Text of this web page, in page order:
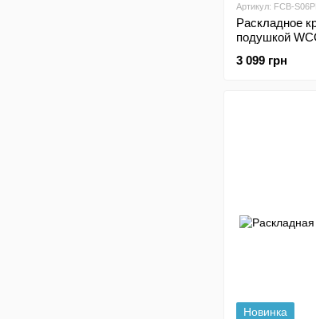
Артикул: FCB-
Раскладное
подушкой
3 099 грн
Новинка